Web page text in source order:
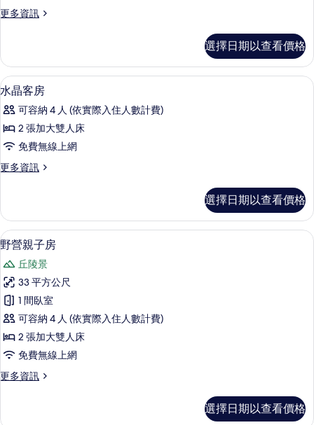
子
題
客
房
的
所
有
相
更多資訊
更
親
子
主
客
房
詳
情
選擇日期以查看價格
顯
示
水
晶
客
房
所
有
相
片
羽絨被、迷你吧、書桌、遮光布/窗簾
5
水晶客房
可容納 4 人 (依實際入住人數計費)
2 張加大雙人床
免費無線上網
更多資訊
更
客
房
的
情
選擇日期以查看價格
顯
示
野
營
親
子
房
的
所
相
野營親子房 | 羽絨被、迷你吧、書桌
6
野營親子房
丘陵景
33 平方公尺
1 間臥室
可容納 4 人 (依實際入住人數計費)
2 張加大雙人床
免費無線上網
更多資訊
更
選擇日期以查看價格